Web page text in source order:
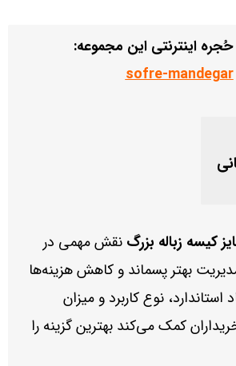
اینترنتی این مجموعه:
sofre-mandegar
کیسه زباله بزرگ نقش مهمی در
بهتر پسماند و کاهش هزینه‌ها
استاندارد، نوع کاربرد و میزان
کمک می‌کند بهترین گزینه را